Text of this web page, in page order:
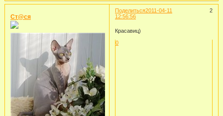
Поделиться 2
2011-04-11
12:56:56
Ст@ся
Красавиц)
0